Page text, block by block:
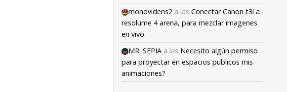
monovidens2 a las Conectar Canon t3i a
resolume 4 arena, para mezclar imagenes
en vivo.
MR. SEPIA a las Necesito algún permiso
para proyectar en espacios publicos mis
animaciones?